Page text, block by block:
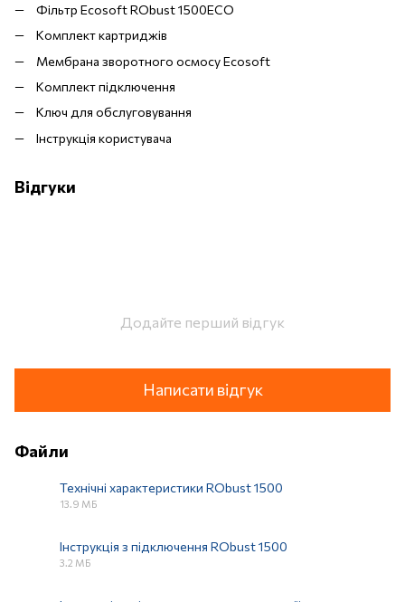
Фільтр Ecosoft RObust 1500ECO
Комплект картриджів
Мембрана зворотного осмосу Ecosoft
Комплект підключення
Ключ для обслуговування
Інструкція користувача
Відгуки
Додайте перший відгук
Написати відгук
Файли
Технічні характеристики RObust 1500
13.9 МБ
Інструкція з підключення RObust 1500
3.2 МБ